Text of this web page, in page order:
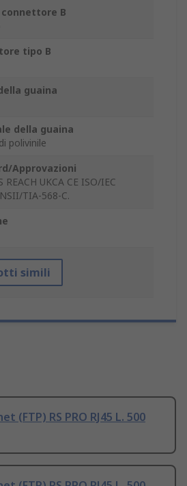
connettore B
tipo B
guaina
della guaina
polivinile
Approvazioni
REACH UKCA CE ISO/IEC
TIA-568-C.
simili
(FTP) RS PRO RJ45 L. 500